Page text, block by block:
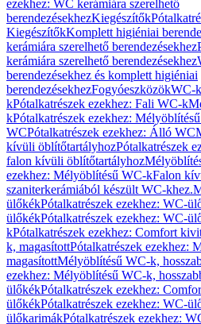
ezekhez: WC kerámiára szerelhető
berendezésekhezKiegészítők
KiegészítőkKomplett higiéniai
kerámiára szerelhető berendezésekhez
kerámiára szerelhető berendezésekhez
berendezésekhez és komplett higiéniai
berendezésekhezFogyóeszközökWC-
kPótalkatrészek ezekhez: Fali WC-k
kPótalkatrészek ezekhez:
WCPótalkatrészek ezekhez: Álló WC
kívüli öblítőtartályhozPótalkatrészek
falon kívüli öblítőtartályhoz
ezekhez: Mélyöblítésű WC-kFalon
szaniterkerámiából készült WC-khez.
ülőkékPótalkatrészek ezekhez: WC-
ülőkékPótalkatrészek ezekhez: WC-
kPótalkatrészek ezekhez: Comfort
k, magasítottPótalkatrészek ezekhez:
magasítottMélyöblítésű WC-k,
ezekhez: Mélyöblítésű WC-k,
ülőkékPótalkatrészek ezekhez:
ülőkékPótalkatrészek ezekhez: WC-
ülőkarimákPótalkatrészek ezekhez: